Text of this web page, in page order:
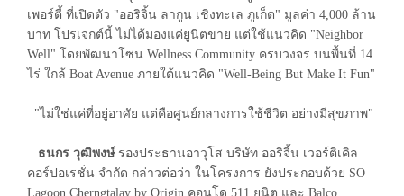
เพอร์ตี้ ที่เปิดตัว "ออริจิ้น ลากูน เชิงทะเล ภูเก็ต" มูลค่า 4,000 ล้าน
บาท โปรเจกต์นี้ ไม่ได้มองแค่ยูนิตขาย แต่ใช้แนวคิด "Neighbor
Well" โดยพัฒนาโซน Wellness Community ครบวงจร บนพื้นที่ 14
ไร่ ใกล้ Boat Avenue ภายใต้แนวคิด "Well-Being But Make It Fun"
"ไม่ใช่แค่ที่อยู่อาศัย แต่คือศูนย์กลางการใช้ชีวิต อย่างมีสุขภาพ"
ธนกร วุฒิพงษ์ รองประธานอาวุโส บริษัท ออริจิ้น เวอร์ติเคิล
คอร์ปอเรชั่น จำกัด กล่าวต่อว่า ในโครงการ ยังประกอบด้วย SO
Lagoon Cherngtalay by Origin คอนโด 511 ยูนิต และ Balco